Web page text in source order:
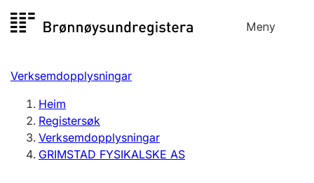
til
Meny
Registersøk
Aksjeselskap
Enkeltpersonføretak
Registrere, endre, slette
Verksemdopplysningar
Heim
Registersøk
Verksemdopplysningar
GRIMSTAD FYSIKALSKE AS